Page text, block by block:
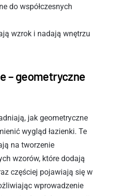
do współczesnych
wzrok i nadają wnętrzu
– geometryczne
jak geometryczne
wygląd łazienki. Te
na tworzenie
wzorów, które dodają
częściej pojawiają się w
wprowadzenie